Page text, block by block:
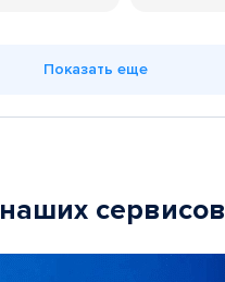
Показать еще
наших сервисов